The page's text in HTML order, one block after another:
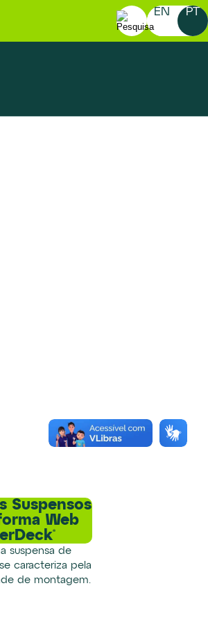
Pesquisar
por:
EN PT
Suspensos
Web
suspensa de
caracteriza pela
de montagem.